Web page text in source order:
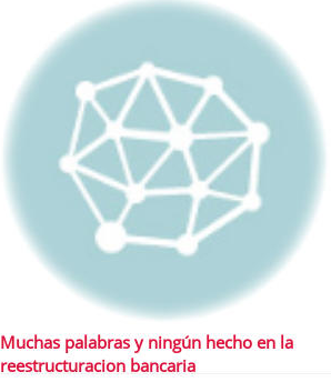
Muchas palabras y ningún hecho en la
reestructuracion bancaria